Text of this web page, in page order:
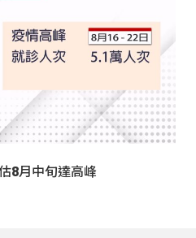
8月中旬達高峰